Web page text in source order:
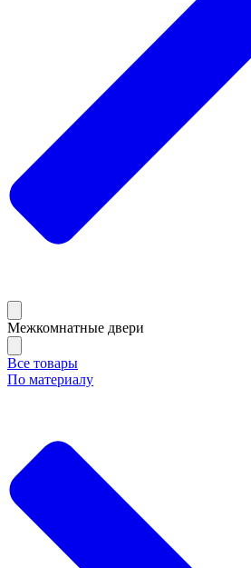
Межкомнатные двери
Все товары
По материалу